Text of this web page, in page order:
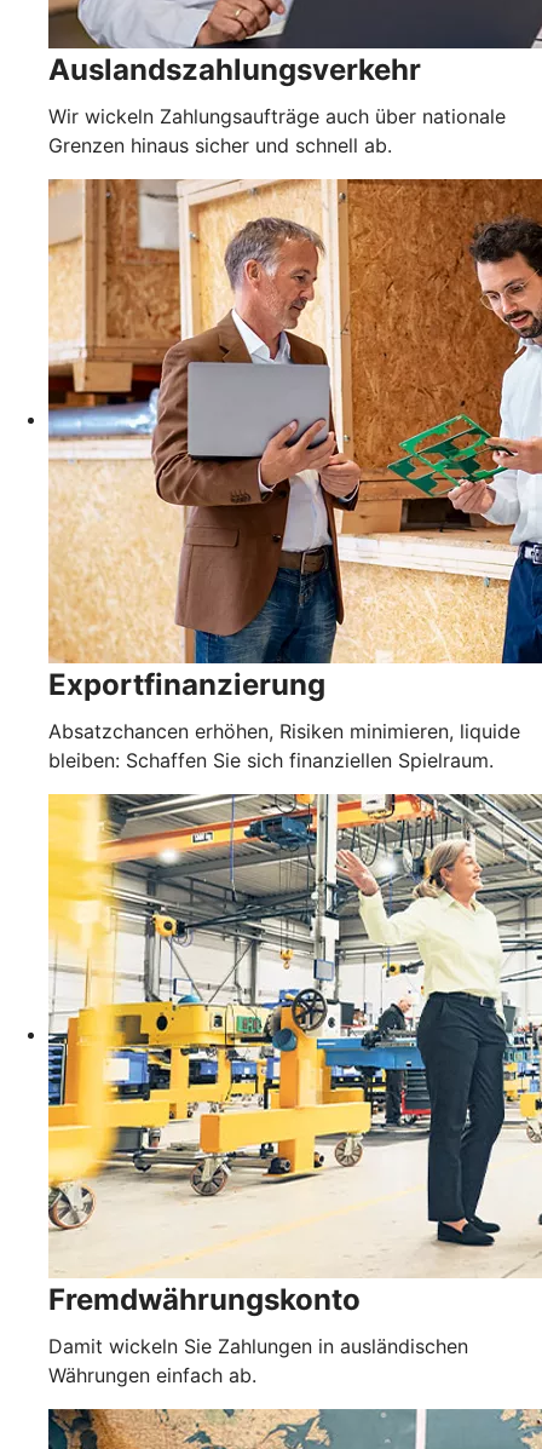
Auslandszahlungsverkehr
Wir wickeln Zahlungsaufträge auch über nationale
Grenzen hinaus sicher und schnell ab.
Exportfinanzierung
Absatzchancen erhöhen, Risiken minimieren, liquide
bleiben: Schaffen Sie sich finanziellen Spielraum.
Fremdwährungskonto
Damit wickeln Sie Zahlungen in ausländischen
Währungen einfach ab.